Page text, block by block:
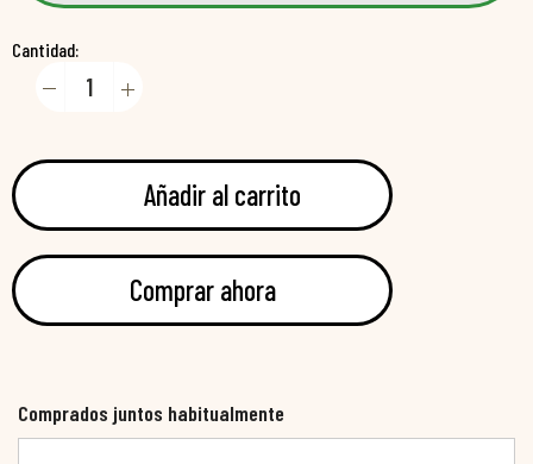
Cantidad:
Añadir al carrito
Comprar ahora
Comprados juntos habitualmente